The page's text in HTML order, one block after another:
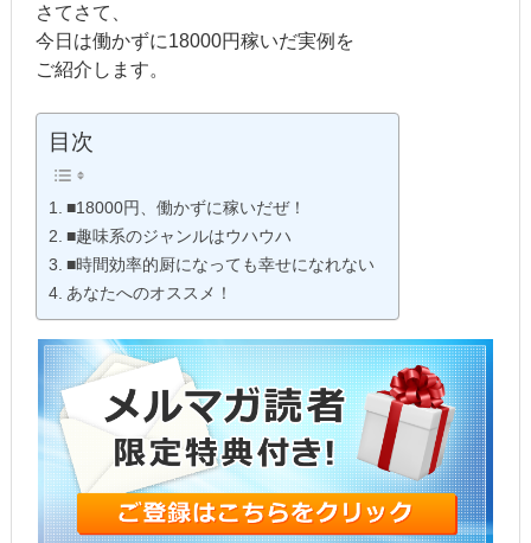
さてさて、
今日は働かずに18000円稼いだ実例を
ご紹介します。
目次
■18000円、働かずに稼いだぜ！
■趣味系のジャンルはウハウハ
■時間効率的厨になっても幸せになれない
あなたへのオススメ！